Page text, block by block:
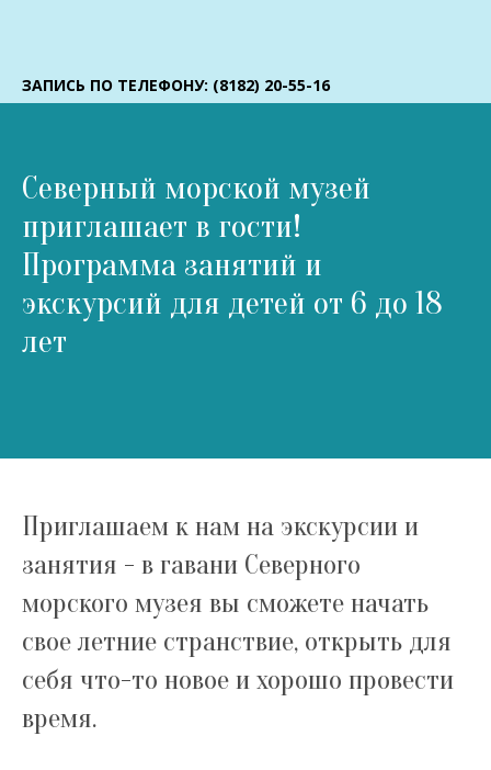
ЗАПИСЬ ПО ТЕЛЕФОНУ: (8182) 20-55-16
Северный морской музей
приглашает в гости!
Программа занятий и
экскурсий для детей от 6 до 18
лет
Приглашаем к нам на экскурсии и
занятия - в гавани Северного
морского музея вы сможете начать
свое летние странствие, открыть для
себя что-то новое и хорошо провести
время.